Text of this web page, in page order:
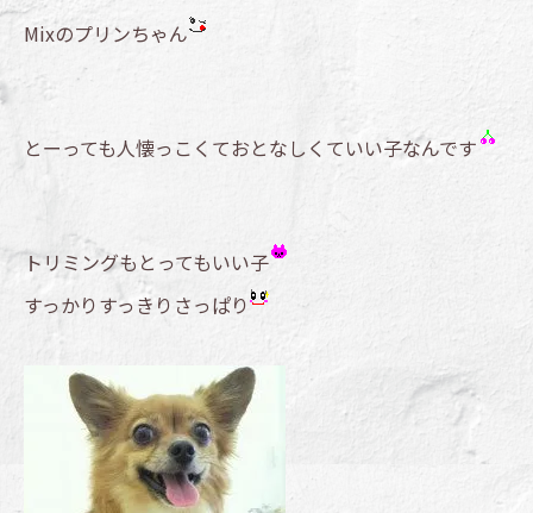
Mixのプリンちゃん
とーっても人懐っこくておとなしくていい子なんです
トリミングもとってもいい子
すっかりすっきりさっぱり